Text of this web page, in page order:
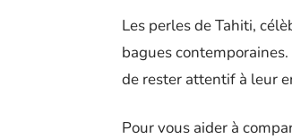
Les perles de Tahiti,
bagues
de rester attentif à leur
Pour vous aider à